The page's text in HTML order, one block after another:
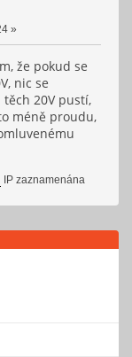
»
že pokud se
nic se
20V pustí,
méně proudu,
IP zaznamenána